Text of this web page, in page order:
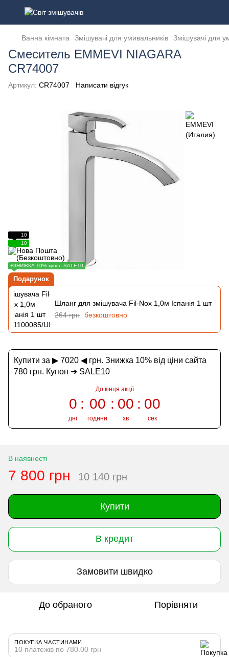
Ванна кімната Змішувачі для умивальників Змішувачі для
Смеситель EMMEVI NIAGARA
CR74007
Артикул: CR74007 Написати відгук
10
10
+ЗНИЖКА 10% купон SALE10
Подарунок
Шланг для змішувача Fil-Nox 1,0м Іспанія 1 шт
264 грн безкоштовно
Купити за ▶ 7020 ◀ грн. Знижка 10% від ціни сайта
780 грн. Купон ➜ SALE10
До кінця акції
0
дні
00
години
00
хв
00
сек
В наявності
7 800 грн 10 140 грн
Купити
В кредит
Замовити швидко
До обраного Порівняти
ПОКУПКА ЧАСТИНАМИ
10 платежів по 780.00 грн